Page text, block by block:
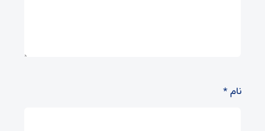
نام*